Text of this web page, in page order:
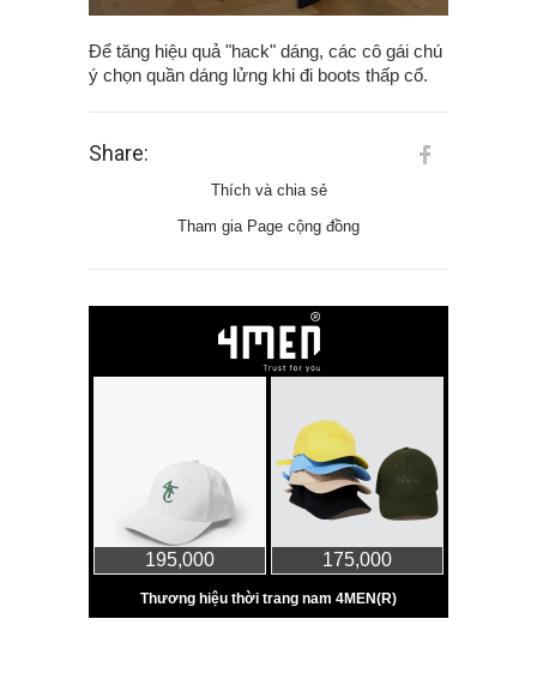
Để tăng hiệu quả "hack" dáng, các cô gái chú
ý chọn quần dáng lửng khi đi boots thấp cổ.
Share:
Thích và chia sẻ
Tham gia Page cộng đồng